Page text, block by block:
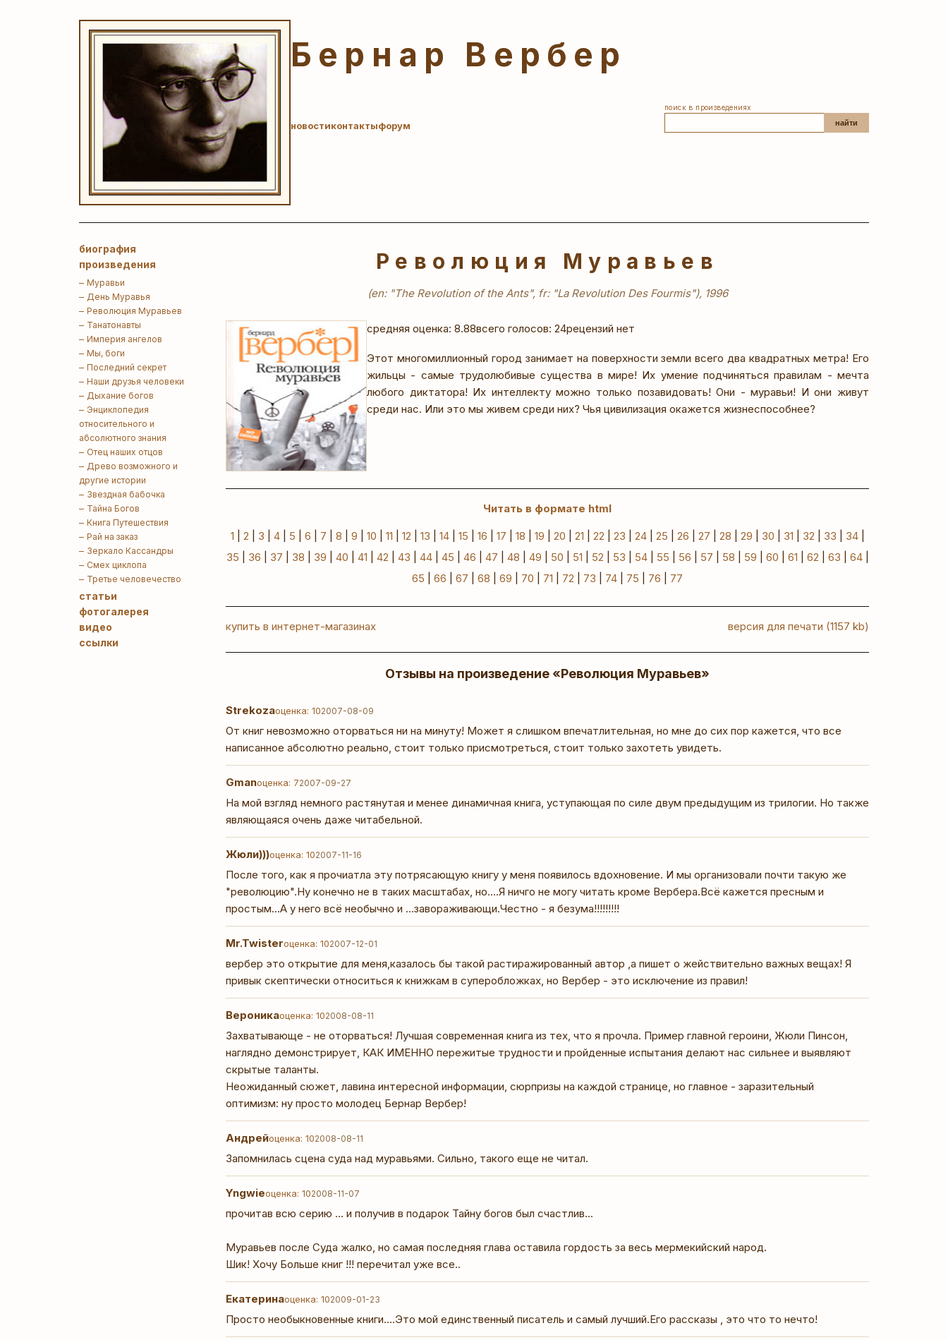
Бернар Вербер
новостиконтактыфорум
поиск в произведениях
найти
биография
произведения
Муравьи
День Муравья
Революция Муравьев
Танатонавты
Империя ангелов
Мы, боги
Последний секрет
Наши друзья человеки
Дыхание богов
Энциклопедия
относительного и
абсолютного знания
Отец наших отцов
Древо возможного и
другие истории
Звездная бабочка
Тайна Богов
Книга Путешествия
Рай на заказ
Зеркало Кассандры
Смех циклопа
Третье человечество
статьи
фотогалерея
видео
ссылки
Революция Муравьев
(en: "The Revolution of the Ants", fr: "La Revolution Des Fourmis"), 1996
средняя оценка: 8.88всего голосов: 24рецензий нет
Этот многомиллионный город занимает на поверхности земли всего два квадратных метра! Его
жильцы - самые трудолюбивые существа в мире! Их умение подчиняться правилам - мечта
любого диктатора! Их интеллекту можно только позавидовать! Они - муравьи! И они живут
среди нас. Или это мы живем среди них? Чья цивилизация окажется жизнеспособнее?
Читать в формате html
1 2 3 4| 5 6 7 8 9 10 11 12 13 14| 15 16 17 18 19 20 21 22 23 24| 25 26 27 28 29 30 31 32 33 34|
35
36 37 38 39 40 41 42 43 44| 45 46 47 48 49 50 51 52 53 54| 55 56 57 58 59 60 61 62 63 64|
65
66 67 68 69 70 71 72 73 74 75 76 77
купить в интернет-магазинах версия для печати (1157 kb)
Отзывы на произведение «Революция Муравьев»
Strekozaоценка: 102007-08-09
От книг невозможно оторваться ни на минуту! Может я слишком впечатлительная, но мне до сих пор кажется, что все
написанное абсолютно реально, стоит только присмотреться, стоит только захотеть увидеть.
Gmanоценка: 72007-09-27
На мой взгляд немного растянутая и менее динамичная книга, уступающая по силе двум предыдущим из трилогии. Но также
являющаяся очень даже читабельной.
Жюли)))оценка: 102007-11-16
После того, как я прочиатла эту потрясающую книгу у меня появилось вдохновение. И мы организовали почти такую же
"революцию".Ну конечно не в таких масштабах, но....Я ничго не могу читать кроме Вербера.Всё кажется пресным и
простым...А у него всё необычно и ...завораживающи.Честно - я безума!!!!!!!!!
Mr.Twisterоценка: 102007-12-01
вербер это открытие для меня,казалось бы такой растиражированный автор ,а пишет о жействительно важных вещах! Я
привык скептически относиться к книжкам в суперобложках, но Вербер - это исключение из правил!
Вероникаоценка: 102008-08-11
Захватывающе - не оторваться! Лучшая современная книга из тех, что я прочла. Пример главной героини, Жюли Пинсон,
наглядно демонстрирует, КАК ИМЕННО пережитые трудности и пройденные испытания делают нас сильнее и выявляют
скрытые таланты.
Неожиданный сюжет, лавина интересной информации, сюрпризы на каждой странице, но главное - заразительный
оптимизм: ну просто молодец Бернар Вербер!
Андрейоценка: 102008-08-11
Запомнилась сцена суда над муравьями. Сильно, такого еще не читал.
Yngwieоценка: 102008-11-07
прочитав всю серию ... и получив в подарок Тайну богов был счастлив...
Муравьев после Суда жалко, но самая последняя глава оставила гордость за весь мермекийский народ.
Шик! Хочу Больше книг !!! перечитал уже все..
Екатеринаоценка: 102009-01-23
Просто необыкновенные книги....Это мой единственный писатель и самый лучший.Его рассказы , это что то нечто!